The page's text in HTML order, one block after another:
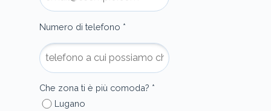
Numero di telefono *
Che zona ti è più comoda? *
Lugano